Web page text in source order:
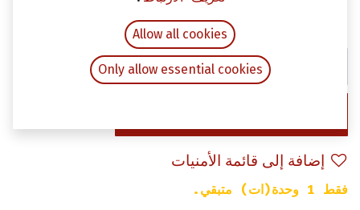
شامل ضريبة القيمة المضافة
إضافة إلى قائمة الأمنيات
فقط 1 وحدة(ات) متبقي.
Allow all cookies
Only allow essential cookies